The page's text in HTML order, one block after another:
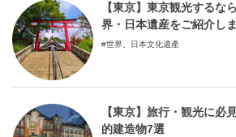
【東京】東京観光するな
界・日本遺産をご紹介し
世界、日本文化遺產
【東京】旅行・観光に必
的建造物7選